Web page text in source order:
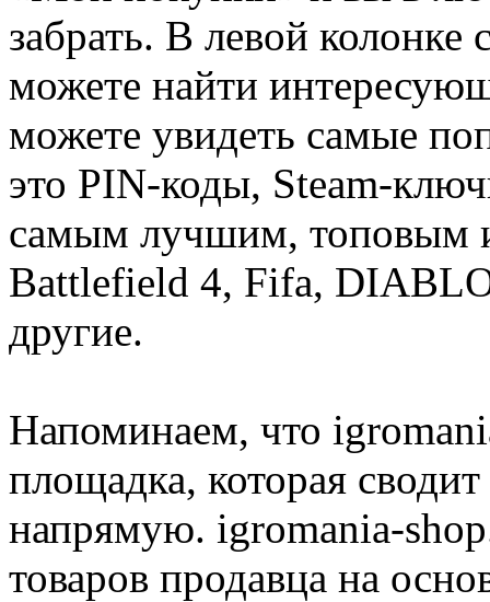
забрать. В левой
можете найти
можете увидеть самые
это PIN-коды, Steam-
самым лучшим, топовым
Battlefield 4, Fifa,
другие.
Напоминаем, что
площадка, которая
напрямую. igromania-
товаров продавца на